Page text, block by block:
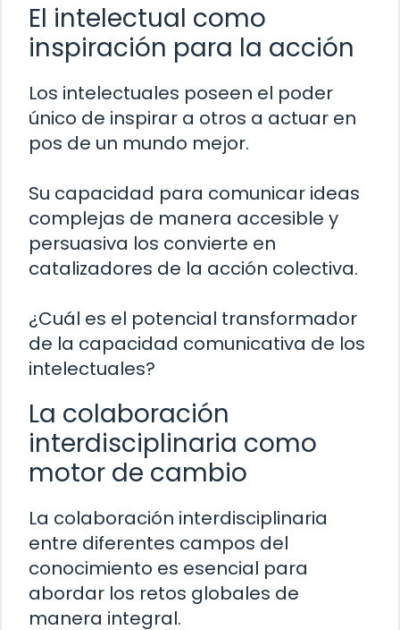
El intelectual como
inspiración para la acción
Los intelectuales poseen el poder
único de inspirar a otros a actuar en
pos de un mundo mejor.
Su capacidad para comunicar ideas
complejas de manera accesible y
persuasiva los convierte en
catalizadores de la acción colectiva.
¿Cuál es el potencial transformador
de la capacidad comunicativa de los
intelectuales?
La colaboración
interdisciplinaria como
motor de cambio
La colaboración interdisciplinaria
entre diferentes campos del
conocimiento es esencial para
abordar los retos globales de
manera integral.